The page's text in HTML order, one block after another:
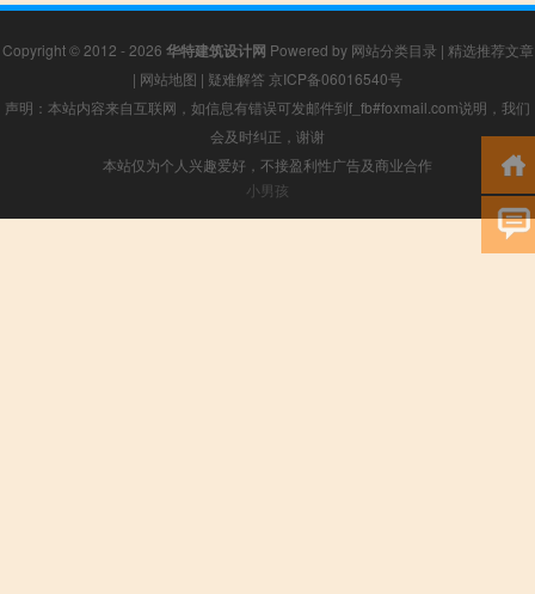
Copyright © 2012 - 2026 华特建筑设计网 Powered by 网站分类目录 | 精选推荐文章
| 网站地图 | 疑难解答 京ICP备06016540号
声明：本站内容来自互联网，如信息有错误可发邮件到f_fb#foxmail.com说明，我们
会及时纠正，谢谢
本站仅为个人兴趣爱好，不接盈利性广告及商业合作
小男孩